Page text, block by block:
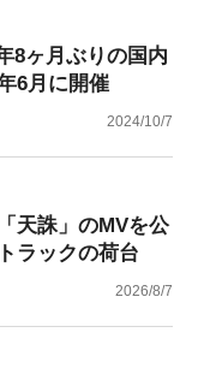
8ヶ月ぶりの国内
6月に開催
2024/10/7
天誅」のMVを公
ラックの荷台
2026/8/7